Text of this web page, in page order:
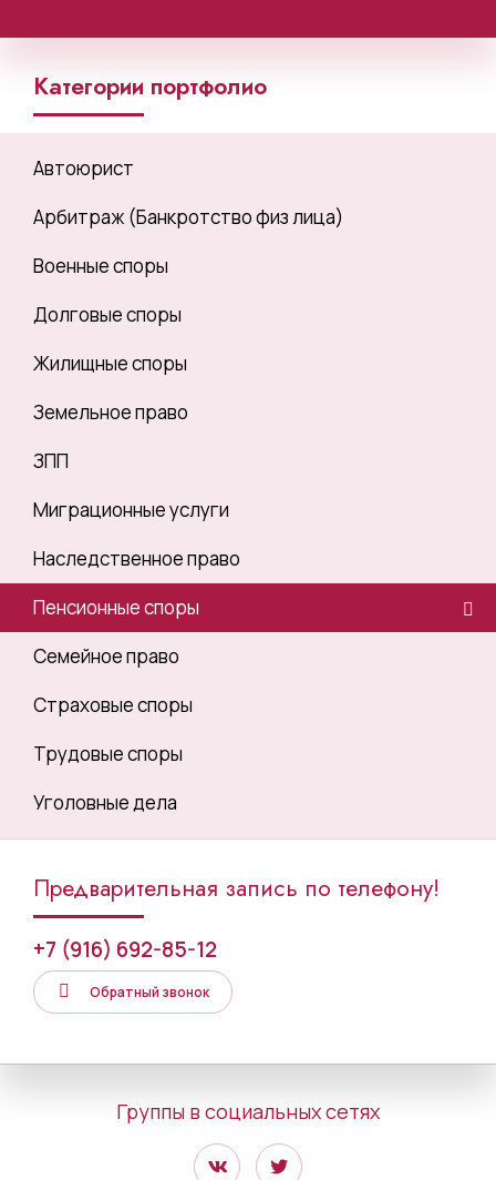
Категории портфолио
Автоюрист
Арбитраж (Банкротство физ лица)
Военные споры
Долговые споры
Жилищные споры
Земельное право
ЗПП
Миграционные услуги
Наследственное право
Пенсионные споры
Семейное право
Страховые споры
Трудовые споры
Уголовные дела
Предварительная запись по телефону!
+7 (916) 692-85-12
Обратный звонок
Группы в социальных сетях